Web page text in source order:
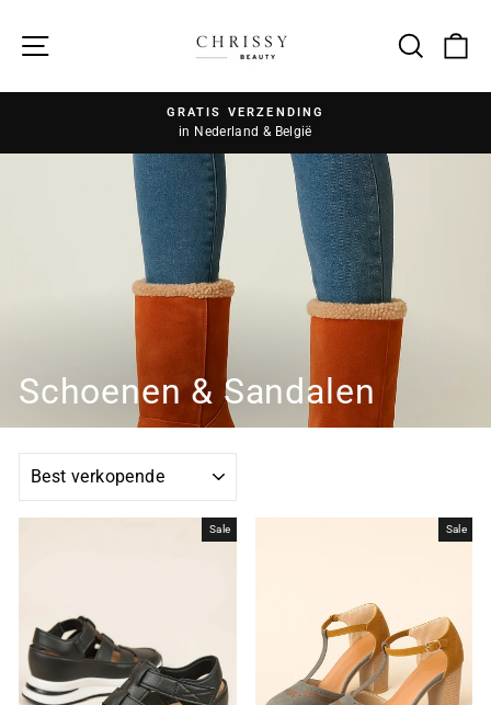
Zoek
GRATIS VERZENDING
in Nederland & België
Schoenen & Sandalen
Sale Sale